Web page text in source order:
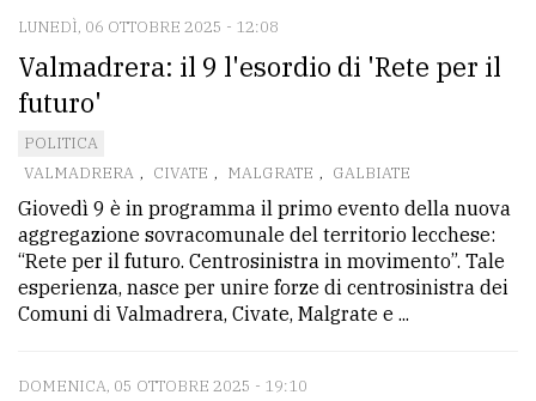
LUNEDÌ, 06 OTTOBRE 2025 - 12:08
Valmadrera: il 9 l'esordio di 'Rete per il
futuro'
POLITICA
VALMADRERA , CIVATE , MALGRATE , GALBIATE
Giovedì 9 è in programma il primo evento della nuova
aggregazione sovracomunale del territorio lecchese:
“Rete per il futuro. Centrosinistra in movimento”. Tale
esperienza, nasce per unire forze di centrosinistra dei
Comuni di Valmadrera, Civate, Malgrate e ...
DOMENICA, 05 OTTOBRE 2025 - 19:10